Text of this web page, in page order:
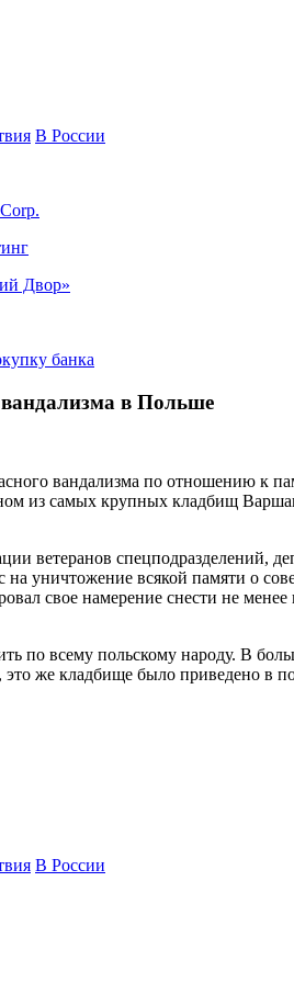
В России
Двор»
банка
в Польше
вандализма по отношению к
из самых крупных кладбищ
ветеранов спецподразделений,
уничтожение всякой памяти о
свое намерение снести не
по всему польскому народу. В
же кладбище было приведено в
В России